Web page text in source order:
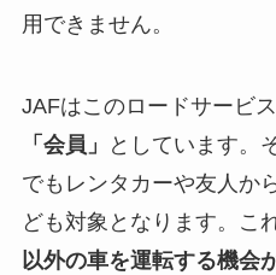
用できません。
JAFはこのロードサービ
「会員」
としています。
でもレンタカーや友人か
ども対象となります。こ
以外の車を運転する機会